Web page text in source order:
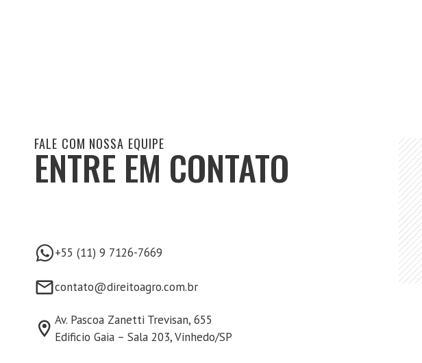
FALE COM NOSSA EQUIPE
ENTRE EM CONTATO
+55 (11) 9 7126-7669
contato@direitoagro.com.br
Av. Pascoa Zanetti Trevisan, 655
Edificio Gaia – Sala 203, Vinhedo/SP